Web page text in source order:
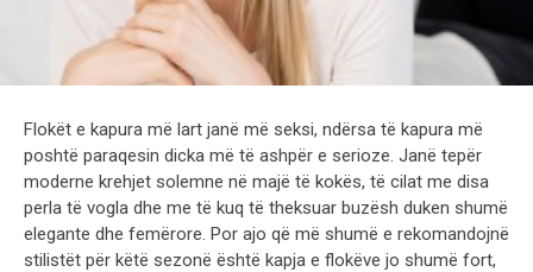
Flokët e kapura më lart janë më seksi, ndërsa të kapura më
poshtë paraqesin dicka më të ashpër e serioze. Janë tepër
moderne krehjet solemne në majë të kokës, të cilat me disa
perla të vogla dhe me të kuq të theksuar buzësh duken shumë
elegante dhe femërore. Por ajo që më shumë e rekomandojnë
stilistët për këtë sezonë është kapja e flokëve jo shumë fort,